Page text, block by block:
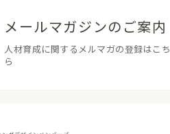
メールマガジンのご案内
人材育成に関するメルマガの登録はこち
ら